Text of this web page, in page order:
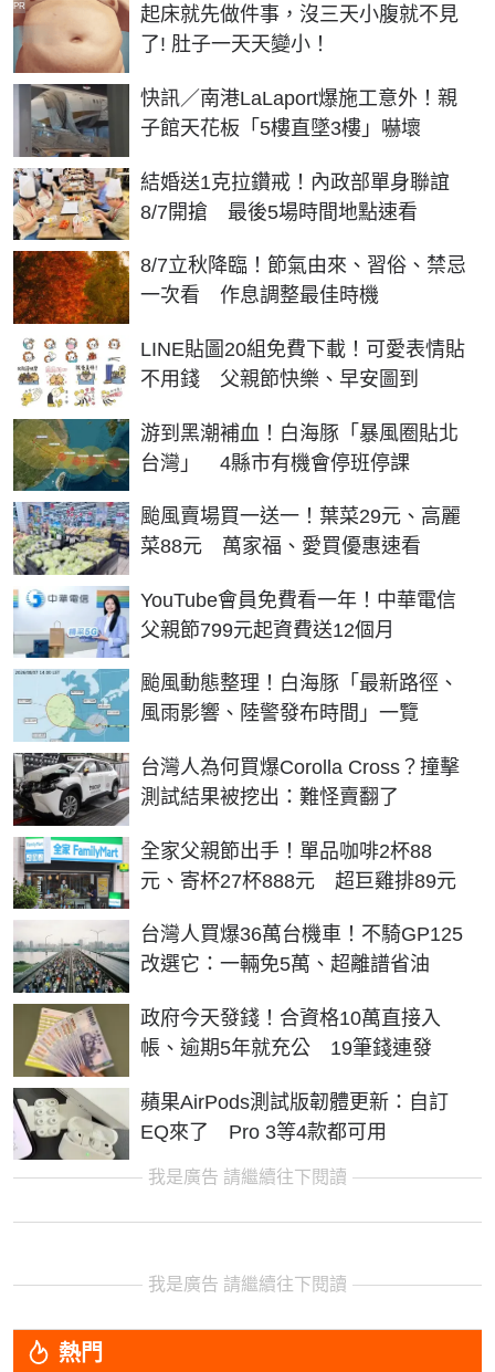
起床就先做件事，沒三天小腹就不見
了! 肚子一天天變小！
PR
快訊／南港LaLaport爆施工意外！親
子館天花板「5樓直墜3樓」嚇壞
結婚送1克拉鑽戒！內政部單身聯誼
8/7開搶 最後5場時間地點速看
8/7立秋降臨！節氣由來、習俗、禁忌
一次看 作息調整最佳時機
LINE貼圖20組免費下載！可愛表情貼
不用錢 父親節快樂、早安圖到
游到黑潮補血！白海豚「暴風圈貼北
台灣」 4縣市有機會停班停課
颱風賣場買一送一！葉菜29元、高麗
菜88元 萬家福、愛買優惠速看
YouTube會員免費看一年！中華電信
父親節799元起資費送12個月
颱風動態整理！白海豚「最新路徑、
風雨影響、陸警發布時間」一覽
台灣人為何買爆Corolla Cross？撞擊
測試結果被挖出：難怪賣翻了
全家父親節出手！單品咖啡2杯88
元、寄杯27杯888元 超巨雞排89元
台灣人買爆36萬台機車！不騎GP125
改選它：一輛免5萬、超離譜省油
政府今天發錢！合資格10萬直接入
帳、逾期5年就充公 19筆錢連發
蘋果AirPods測試版韌體更新：自訂
EQ來了 Pro 3等4款都可用
我是廣告 請繼續往下閱讀
我是廣告 請繼續往下閱讀
熱門